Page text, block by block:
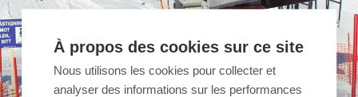
À propos des cookies sur ce site
Nous utilisons les cookies pour collecter et
analyser des informations sur les performances